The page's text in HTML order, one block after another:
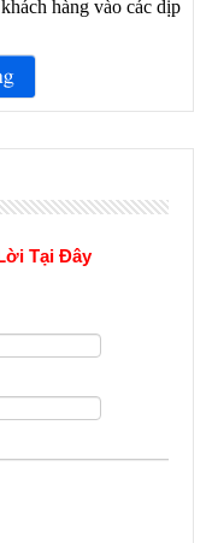
hàng vào các dịp
Tại Đây